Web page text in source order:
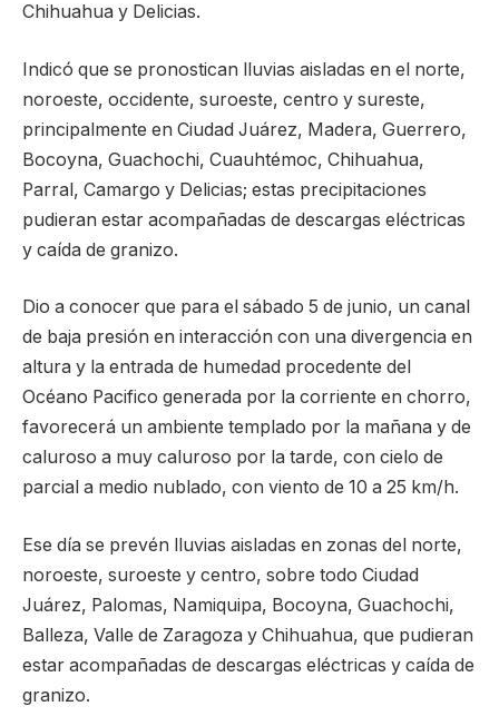
Chihuahua y Delicias.
Indicó que se pronostican lluvias aisladas en el norte,
noroeste, occidente, suroeste, centro y sureste,
principalmente en Ciudad Juárez, Madera, Guerrero,
Bocoyna, Guachochi, Cuauhtémoc, Chihuahua,
Parral, Camargo y Delicias; estas precipitaciones
pudieran estar acompañadas de descargas eléctricas
y caída de granizo.
Dio a conocer que para el sábado 5 de junio, un canal
de baja presión en interacción con una divergencia en
altura y la entrada de humedad procedente del
Océano Pacifico generada por la corriente en chorro,
favorecerá un ambiente templado por la mañana y de
caluroso a muy caluroso por la tarde, con cielo de
parcial a medio nublado, con viento de 10 a 25 km/h.
Ese día se prevén lluvias aisladas en zonas del norte,
noroeste, suroeste y centro, sobre todo Ciudad
Juárez, Palomas, Namiquipa, Bocoyna, Guachochi,
Balleza, Valle de Zaragoza y Chihuahua, que pudieran
estar acompañadas de descargas eléctricas y caída de
granizo.